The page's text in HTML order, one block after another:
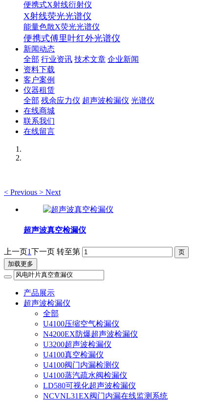
便携式X射线衍射仪
X射线荧光光谱仪
能量色散X荧光光谱仪
便携式傅里叶红外光谱仪
新闻动态
全部 行业资讯 技术文章 企业新闻
资料下载
客户案例
仪器租赁
全部 残余应力仪 超声波检漏仪 光谱仪
在线商城
联系我们
在线留言
< Previous > Next
超声波真空检漏仪
上一页1下一页 转至第
加载更多
产品展示
超声波检漏仪
全部
U4100压缩空气检漏仪
N4200EX防爆超声波检漏仪
U3200超声波检漏仪
U4100真空检漏仪
U4100阀门内漏检测仪
U4100蒸汽疏水阀检漏仪
LD580可视化超声波检漏仪
NCVNL31EX阀门内漏在线监测系统